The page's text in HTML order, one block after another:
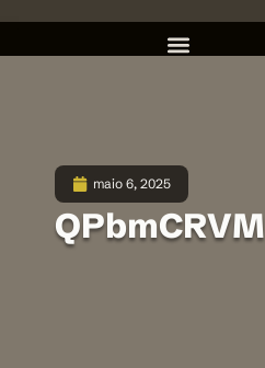
maio 6, 2025
QPbmCRVM